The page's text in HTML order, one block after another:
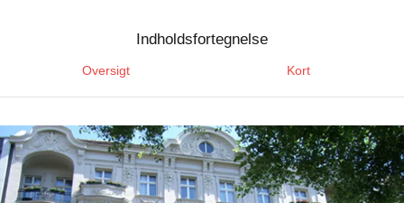
Indholdsfortegnelse
Oversigt Kort